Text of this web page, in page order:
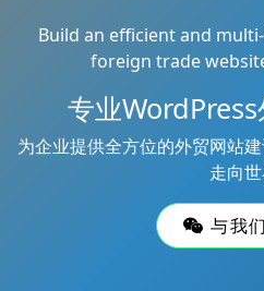
Build an efficient and
foreign trade
专业
为企业提供全方位的外贸网站
走向
与我